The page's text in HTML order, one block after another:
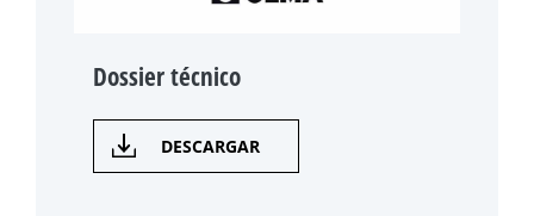
Dossier técnico
DESCARGAR